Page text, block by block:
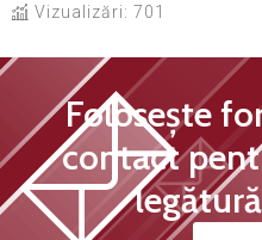
Vizualizări: 701
Folosește
contact